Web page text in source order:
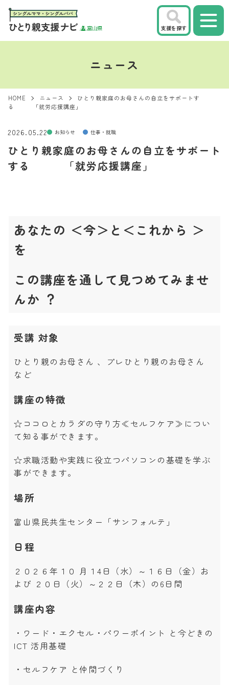
支援を探す
ニュース
HOME ニュース
ひとり親家庭のお母さんの自立をサポートす
る 「就労応援講座」
2026.05.22 お知らせ 仕事・就職
ひとり親家庭のお母さんの自立をサポート
する 「就労応援講座」
あなたの ＜今＞と＜これから ＞
を
この講座を通して見つめてみませ
んか ？
受講 対象
ひとり親のお母さん 、プレひとり親のお母さん
など
講座の特徴
☆ココロとカラダの守り方≪セルフケア≫につい
て知る事ができます。
☆求職活動や実践に役立つパソコンの基礎を学ぶ
事ができます。
場所
富山県民共生センター「サンフォルテ」
日程
２０２６年１０ 月１4日（水）～１６日（金）お
よび ２０日（火）～２２日（木）の6日間
講座内容
・ワード・エクセル・パワーポイント と今どきの
ICT 活用基礎
・セルフケア と仲間づくり